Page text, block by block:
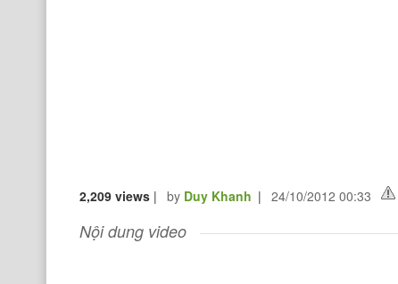
2,209 views | by Duy Khanh | 24/10/2012 00:33
Nội dung video